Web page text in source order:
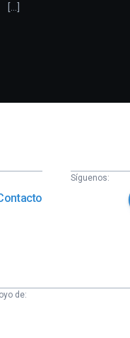
Síguenos:
de: